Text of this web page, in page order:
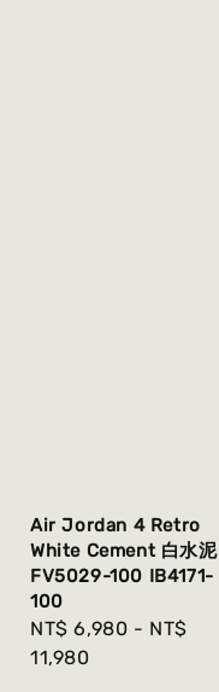
Air Jordan 4 Retro
White Cement 白水泥
FV5029-100 IB4171-
100
Regular
price
NT$ 6,980 - NT$
11,980